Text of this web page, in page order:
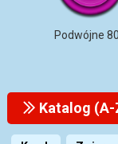
Podwójne
Katalog (A-